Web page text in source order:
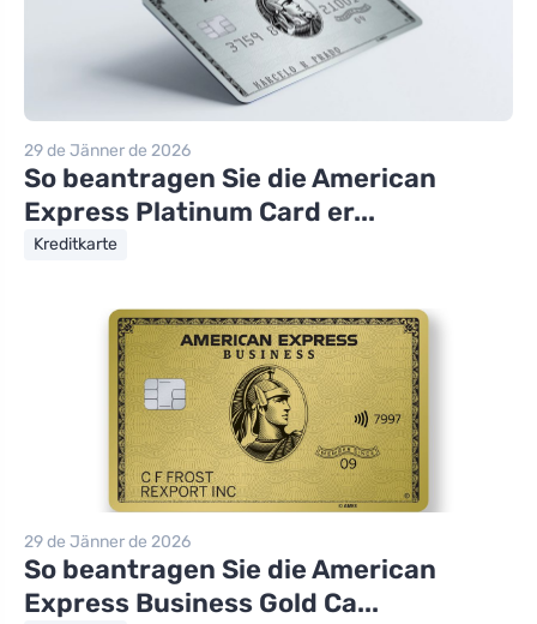
29 de Jänner de 2026
So beantragen Sie die American
Express Platinum Card er...
Kreditkarte
29 de Jänner de 2026
So beantragen Sie die American
Express Business Gold Ca...